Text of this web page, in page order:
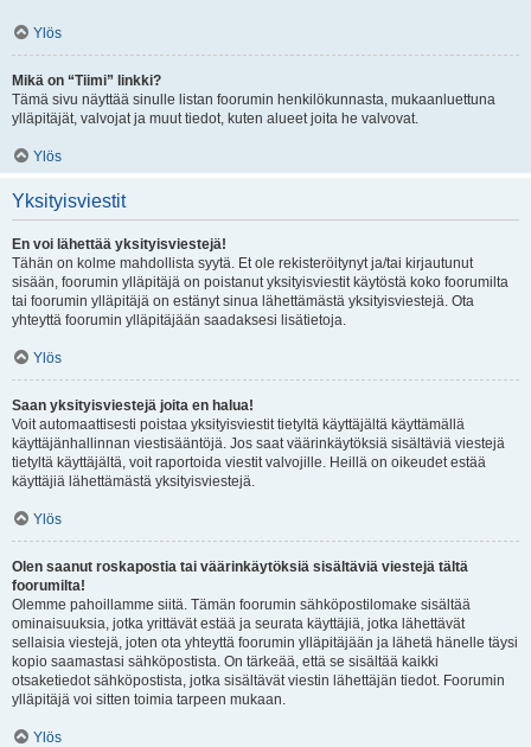
Ylös
Mikä on “Tiimi” linkki?
Tämä sivu näyttää sinulle listan foorumin henkilökunnasta, mukaanluettuna
ylläpitäjät, valvojat ja muut tiedot, kuten alueet joita he valvovat.
Ylös
Yksityisviestit
En voi lähettää yksityisviestejä!
Tähän on kolme mahdollista syytä. Et ole rekisteröitynyt ja/tai kirjautunut
sisään, foorumin ylläpitäjä on poistanut yksityisviestit käytöstä koko foorumilta
tai foorumin ylläpitäjä on estänyt sinua lähettämästä yksityisviestejä. Ota
yhteyttä foorumin ylläpitäjään saadaksesi lisätietoja.
Ylös
Saan yksityisviestejä joita en halua!
Voit automaattisesti poistaa yksityisviestit tietyltä käyttäjältä käyttämällä
käyttäjänhallinnan viestisääntöjä. Jos saat väärinkäytöksiä sisältäviä viestejä
tietyltä käyttäjältä, voit raportoida viestit valvojille. Heillä on oikeudet estää
käyttäjiä lähettämästä yksityisviestejä.
Ylös
Olen saanut roskapostia tai väärinkäytöksiä sisältäviä viestejä tältä
foorumilta!
Olemme pahoillamme siitä. Tämän foorumin sähköpostilomake sisältää
ominaisuuksia, jotka yrittävät estää ja seurata käyttäjiä, jotka lähettävät
sellaisia viestejä, joten ota yhteyttä foorumin ylläpitäjään ja lähetä hänelle täysi
kopio saamastasi sähköpostista. On tärkeää, että se sisältää kaikki
otsaketiedot sähköpostista, jotka sisältävät viestin lähettäjän tiedot. Foorumin
ylläpitäjä voi sitten toimia tarpeen mukaan.
Ylös